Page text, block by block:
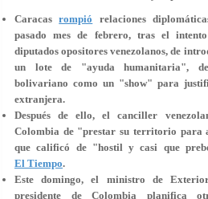
Caracasrompió relaciones
pasado mes de febrero, tras el
diputados opositores venezolanos, de
un lote de "ayuda humanitaria",
bolivariano como un "show" para
extranjera.
Después de ello, el canciller
Colombia de "prestar su territorio para
que calificó de "hostil y casi que
El Tiempo.
Este domingo, el ministro de
presidente de Colombia planifica